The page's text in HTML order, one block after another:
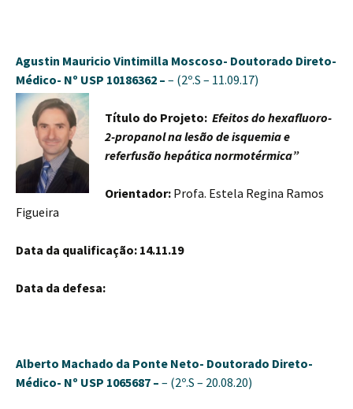
Agustin Mauricio Vintimilla Moscoso- Doutorado Direto-
Médico- Nº USP 10186362 – – (2º.S – 11.09.17)
Título do Projeto: Efeitos do hexafluoro-
2-propanol na lesão de isquemia e
referfusão hepática normotérmica”
Orientador: Profa. Estela Regina Ramos
Figueira
Data da qualificação: 14.11.19
Data da defesa:
Alberto Machado da Ponte Neto- Doutorado Direto-
Médico- Nº USP 1065687 – – (2º.S – 20.08.20)